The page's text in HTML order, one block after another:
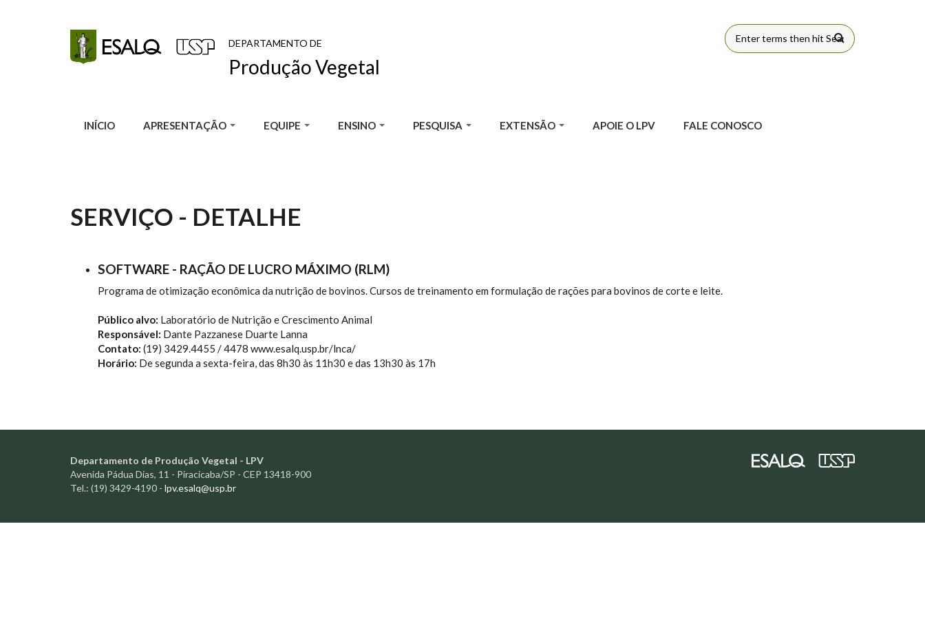
DEPARTAMENTO DE
Produção Vegetal
FORMULÁRIO
INÍCIO APRESENTAÇÃO EQUIPE ENSINO PESQUISA EXTENSÃO APOIE O LPV FALE CONOSCO
SERVIÇO - DETALHE
SOFTWARE - RAÇÃO DE LUCRO MÁXIMO (RLM)
Programa de otimização econômica da nutrição de bovinos. Cursos de treinamento em formulação de rações para bovinos de corte e leite.
Público alvo: Laboratório de Nutrição e Crescimento Animal
Responsável: Dante Pazzanese Duarte Lanna
Contato: (19) 3429.4455 / 4478 www.esalq.usp.br/lnca/
Horário: De segunda a sexta-feira, das 8h30 às 11h30 e das 13h30 às 17h
Departamento de Produção Vegetal - LPV
Avenida Pádua Dias, 11 - Piracicaba/SP - CEP 13418-900
Tel.: (19) 3429-4190 - lpv.esalq@usp.br